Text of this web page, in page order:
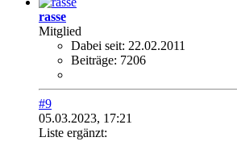
rasse
Mitglied
Dabei seit: 22.02.2011
Beiträge: 7206
#9
05.03.2023, 17:21
Liste ergänzt: